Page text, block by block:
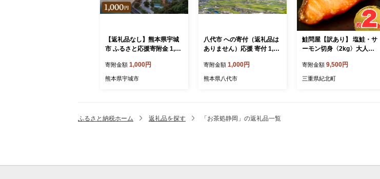
【返礼品なし】熊本県宇城
市 ふるさと応援寄附金 1,00
寄附金額 1,000円
熊本県宇城市
八代市 への寄付（返礼品は
ありません）応援 寄付 1,00
寄附金額 1,000円
熊本県八代市
鮭問屋【訳あり】 塩鮭・サ
ーモン切身〈2kg〉大人気
鮭問屋直送【MS03】
寄附金額 9,500円
三重県紀北町
ふるさと納税ホーム 返礼品を探す 「お茶処静岡」の返礼品一覧